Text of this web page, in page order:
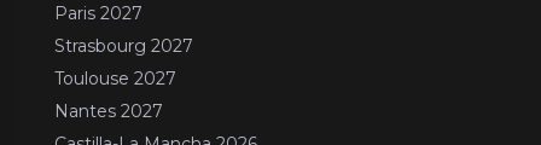
Paris 2027
Strasbourg 2027
Toulouse 2027
Nantes 2027